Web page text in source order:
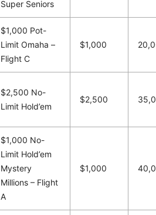
Super Seniors
$1,000 Pot-
Limit Omaha –
Flight C
$1,000
$2,500 No-
Limit Hold’em
$2,500
$1,000 No-
Limit Hold’em
Mystery
Millions – Flight
A
$1,000